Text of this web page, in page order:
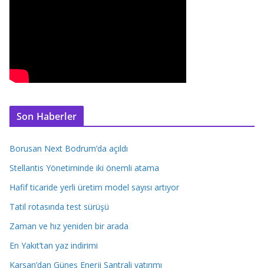
Son Haberler
Borusan Next Bodrum’da açıldı
Stellantis Yönetiminde iki önemli atama
Hafif ticaride yerli üretim model sayısı artıyor
Tatil rotasında test sürüşü
Zaman ve hız yeniden bir arada
En Yakıt’tan yaz indirimi
Karsan’dan Güneş Enerji Santrali yatırımı